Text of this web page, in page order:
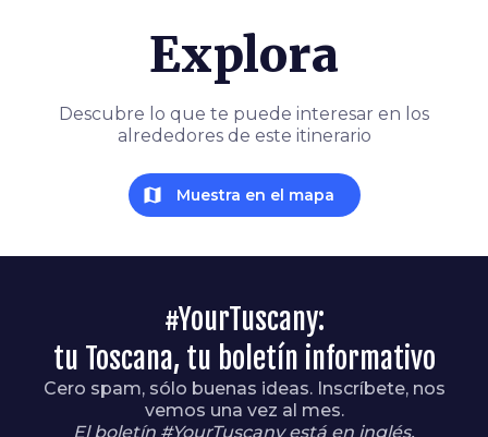
Explora
Descubre lo que te puede interesar en los
alrededores de este itinerario
map Muestra en el mapa
#YourTuscany:
tu Toscana, tu boletín informativo
Cero spam, sólo buenas ideas. Inscríbete, nos
vemos una vez al mes.
El boletín #YourTuscany está en inglés.